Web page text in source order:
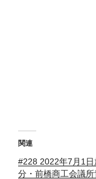
関連
#228 2022年7月1日
分・前橋商工会議